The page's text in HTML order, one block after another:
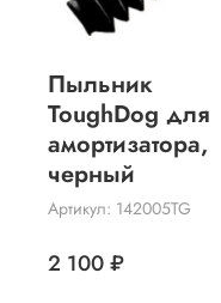
Пыльник
ToughDog для
амортизатора,
черный
Артикул: 142005TG
2 100 ₽